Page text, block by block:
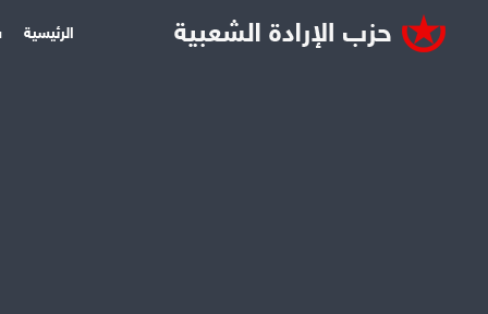
الرئيسية
صمود غزة